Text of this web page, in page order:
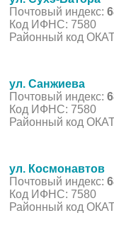
Почтовый индекс:
Код ИФНС: 7580
Районный код
ул. Санжиева
Почтовый индекс:
Код ИФНС: 7580
Районный код
ул. Космонавтов
Почтовый индекс:
Код ИФНС: 7580
Районный код